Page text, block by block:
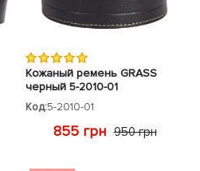
Кожаный ремень GRASS
черный 5-2010-01
Код:5-2010-01
855 грн 950 грн